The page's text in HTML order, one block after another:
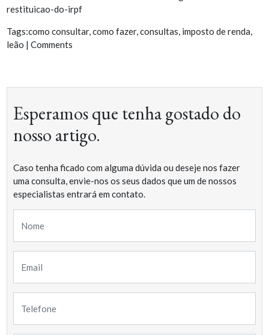
restituicao-do-irpf
Tags:como consultar,como fazer,consultas imposto de renda
leão | Comments
Esperamos que tenha gostado do
nosso artigo.
Caso tenha ficado com alguma dúvida ou deseje nos fazer
uma consulta, envie-nos os seus dados que um de nossos
especialistas entrará em contato.